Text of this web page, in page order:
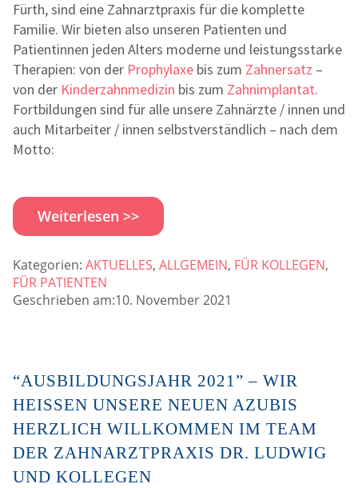
Fürth, sind eine Zahnarztpraxis für die komplette
Familie. Wir bieten also unseren Patienten und
Patientinnen jeden Alters moderne und leistungsstarke
Therapien: von der Prophylaxe bis zum Zahnersatz –
von der Kinderzahnmedizin bis zum Zahnimplantat.
Fortbildungen sind für alle unsere Zahnärzte / innen und
auch Mitarbeiter / innen selbstverständlich – nach dem
Motto:
Weiterlesen >>
Kategorien: AKTUELLES, ALLGEMEIN, FÜR KOLLEGEN,
FÜR PATIENTEN
Geschrieben am:10. November 2021
“AUSBILDUNGSJAHR 2021” – WIR
HEISSEN UNSERE NEUEN AZUBIS H
ERZLICH WILLKOMMEN IM TEAM D
ER ZAHNARZTPRAXIS DR. LUDWIG U
ND KOLLEGEN